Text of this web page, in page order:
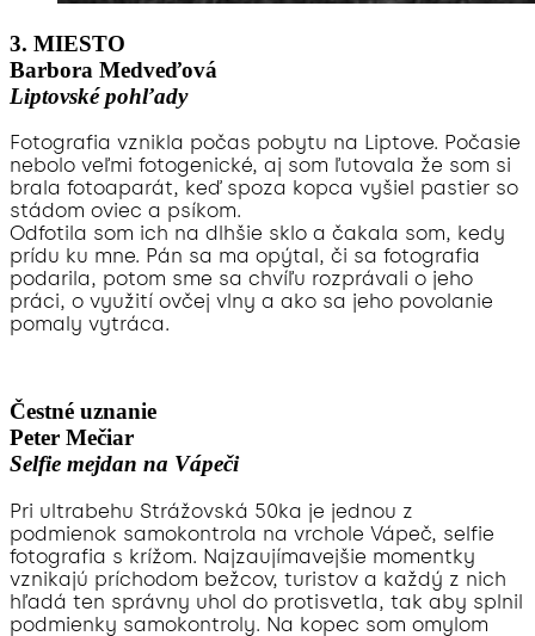
3. MIESTO
Barbora Medveďová
Liptovské pohľady
Fotografia vznikla počas pobytu na Liptove. Počasie
nebolo veľmi fotogenické, aj som ľutovala že som si
brala fotoaparát, keď spoza kopca vyšiel pastier so
stádom oviec a psíkom.
Odfotila som ich na dlhšie sklo a čakala som, kedy
prídu ku mne. Pán sa ma opýtal, či sa fotografia
podarila, potom sme sa chvíľu rozprávali o jeho
práci, o využití ovčej vlny a ako sa jeho povolanie
pomaly vytráca.
Čestné uznanie
Peter Mečiar
Selfie mejdan na Vápeči
Pri ultrabehu Strážovská 50ka je jednou z
podmienok samokontrola na vrchole Vápeč, selfie
fotografia s krížom. Najzaujímavejšie momentky
vznikajú príchodom bežcov, turistov a každý z nich
hľadá ten správny uhol do protisvetla, tak aby splnil
podmienky samokontroly. Na kopec som omylom